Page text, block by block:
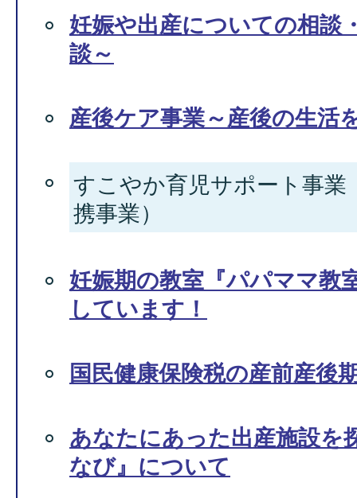
妊娠や出産についての相談
談～
産後ケア事業～産後の生活
すこやか育児サポート事業
携事業）
妊娠期の教室『パパママ教
しています！
国民健康保険税の産前産後
あなたにあった出産施設を
なび』について